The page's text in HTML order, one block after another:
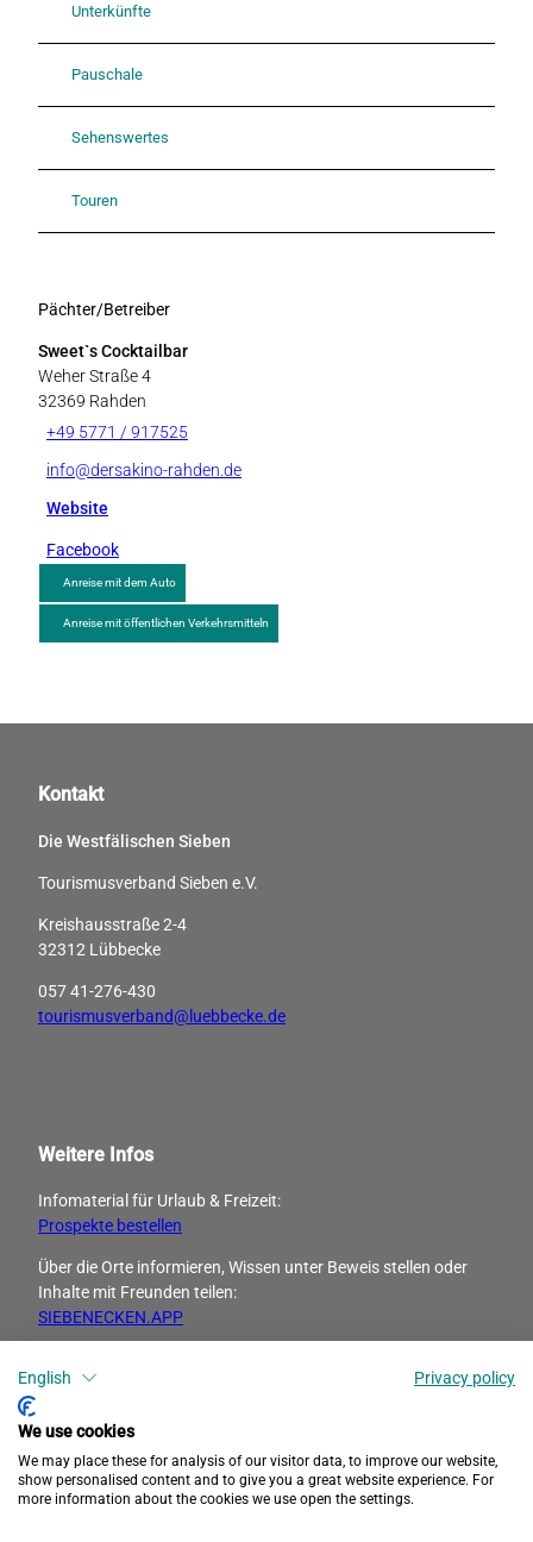
English Privacy policy
We use cookies
We may place these for analysis of our visitor data, to improve our website,
show personalised content and to give you a great website experience. For
more information about the cookies we use open the settings.
Unterkünfte
Pauschale
Sehenswertes
Touren
Pächter/Betreiber
Sweet`s Cocktailbar
Weher Straße 4
32369 Rahden
+49 5771 / 917525
info@dersakino-rahden.de
Website
Facebook
Anreise mit dem Auto
Anreise mit öffentlichen Verkehrsmitteln
Kontakt
Die Westfälischen Sieben
Tourismusverband Sieben e.V.
Kreishausstraße 2-4
32312 Lübbecke
057 41-276-430
tourismusverband@luebbecke.de
Weitere Infos
Infomaterial für Urlaub & Freizeit:
Prospekte bestellen
Über die Orte informieren, Wissen unter Beweis stellen oder
Inhalte mit Freunden ­teilen:
SIEBENECKEN.APP
I
s
t
a
g
F
c
e
b
o